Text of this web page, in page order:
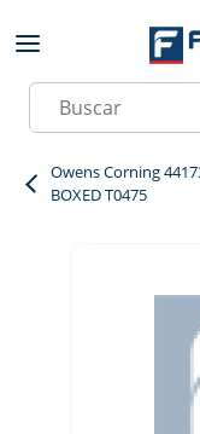
Skip to main
Site Search
Owens Corning
BOXED T0475